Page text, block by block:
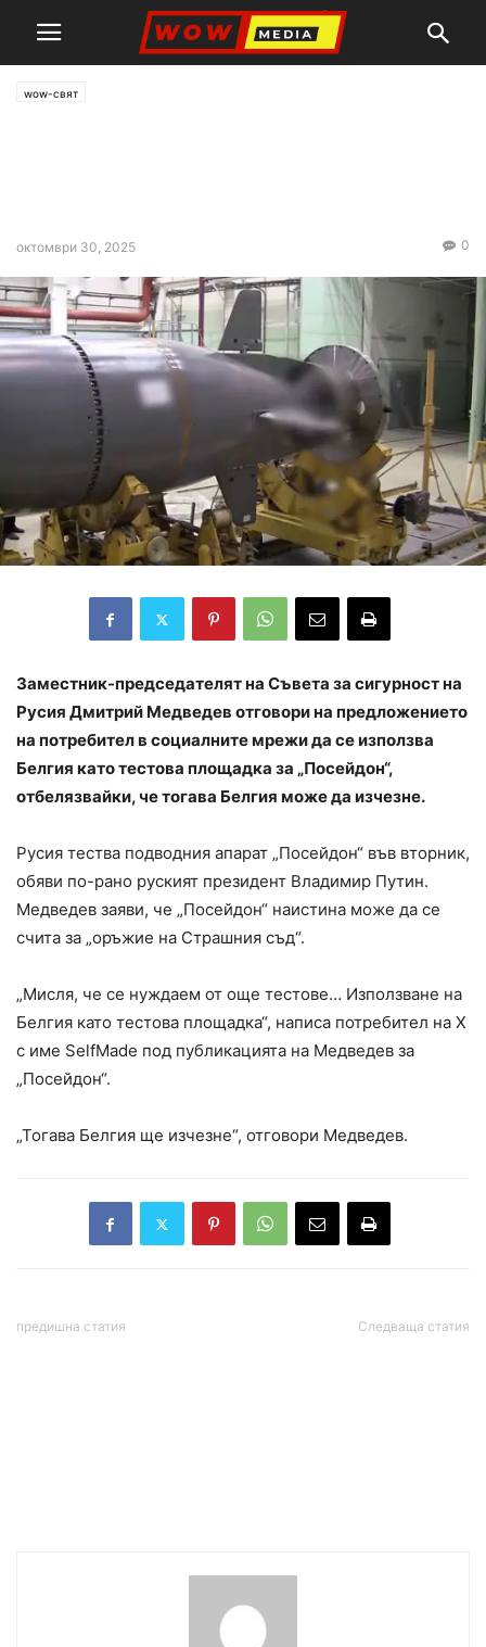
wow-свят
октомври 30, 2025 0
Заместник-председателят на Съвета за сигурност на
Русия Дмитрий Медведев отговори на предложението
на потребител в социалните мрежи да се използва
Белгия като тестова площадка за „Посейдон“,
отбелязвайки, че тогава Белгия може да изчезне.
Русия тества подводния апарат „Посейдон“ във вторник,
обяви по-рано руският президент Владимир Путин.
Медведев заяви, че „Посейдон“ наистина може да се
счита за „оръжие на Страшния съд“.
„Мисля, че се нуждаем от още тестове… Използване на
Белгия като тестова площадка“, написа потребител на X
с име SelfMade под публикацията на Медведев за
„Посейдон“.
„Тогава Белгия ще изчезне“, отговори Медведев.
предишна статия Следваща статия